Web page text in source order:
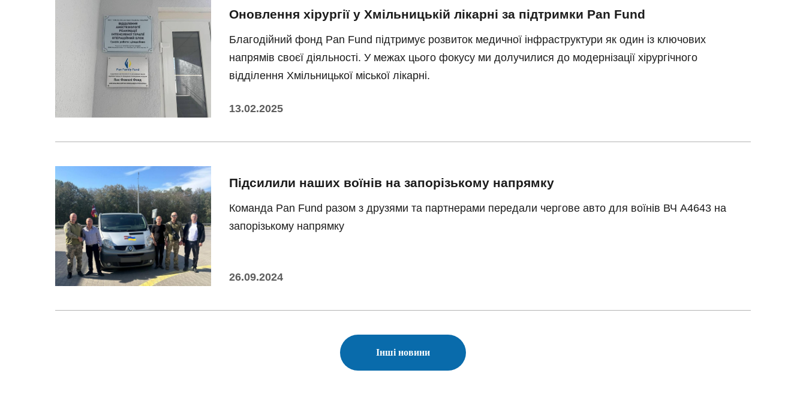
Оновлення хірургії у Хмільницькій лікарні за підтримки Pan Fund
Благодійний фонд Pan Fund підтримує розвиток медичної інфраструктури як один із ключових
напрямів своєї діяльності. У межах цього фокусу ми долучилися до модернізації хірургічного
відділення Хмільницької міської лікарні.
13.02.2025
Підсилили наших воїнів на запорізькому напрямку
Команда Pan Fund разом з друзями та партнерами передали чергове авто для воїнів ВЧ А4643 на
запорізькому напрямку
26.09.2024
Іншi новини